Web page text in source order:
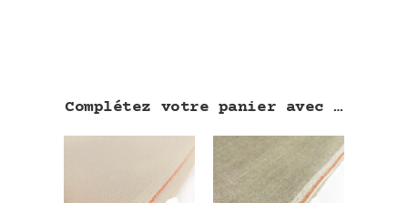
Complétez votre panier avec …
CHOIX DES